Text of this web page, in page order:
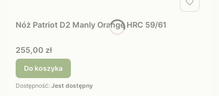
Nóż Patriot D2 Manly Orange HRC 59/61
Cena
255,00 zł
Do koszyka
Dostępność: Jest dostępny